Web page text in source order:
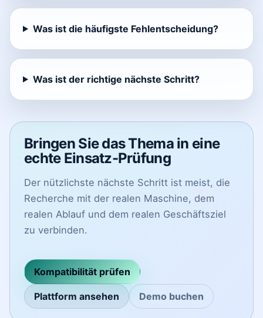
Was ist die häufigste Fehlentscheidung?
Was ist der richtige nächste Schritt?
Bringen Sie das Thema in eine
echte Einsatz-Prüfung
Der nützlichste nächste Schritt ist meist, die
Recherche mit der realen Maschine, dem
realen Ablauf und dem realen Geschäftsziel
zu verbinden.
Kompatibilität prüfen
Plattform ansehen Demo buchen